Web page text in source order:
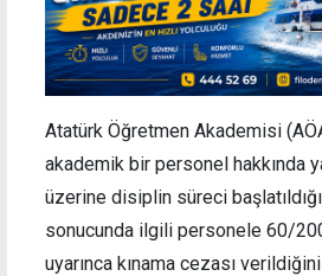
Atatürk Öğretmen Akademisi
akademik bir personel hakkında
üzerine disiplin süreci
sonucunda ilgili personele 60/
uyarınca kınama cezası